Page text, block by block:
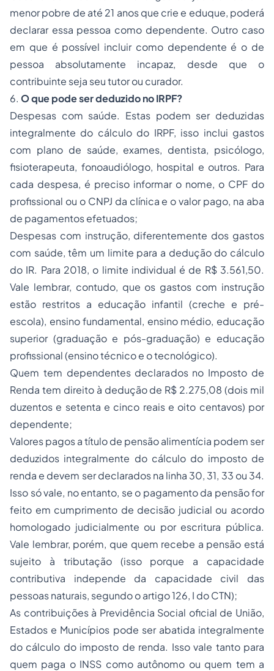
menor pobre de até 21 anos que crie e eduque, poderá
declarar essa pessoa como dependente. Outro caso
em que é possível incluir como dependente é o de
pessoa absolutamente incapaz, desde que o
contribuinte seja seu tutor ou curador.
6. O que pode ser deduzido no IRPF?
Despesas com saúde. Estas podem ser deduzidas
integralmente do cálculo do IRPF, isso inclui gastos
com plano de saúde, exames, dentista, psicólogo,
fisioterapeuta, fonoaudiólogo, hospital e outros. Para
cada despesa, é preciso informar o nome, o CPF do
profissional ou o CNPJ da clínica e o valor pago, na aba
de pagamentos efetuados;
Despesas com instrução, diferentemente dos gastos
com saúde, têm um limite para a dedução do cálculo
do IR. Para 2018, o limite individual é de R$ 3.561,50.
Vale lembrar, contudo, que os gastos com instrução
estão restritos a educação infantil (creche e pré-
escola), ensino fundamental, ensino médio, educação
superior (graduação e pós-graduação) e educação
profissional (ensino técnico e o tecnológico).
Quem tem dependentes declarados no Imposto de
Renda tem direito à dedução de R$ 2.275,08 (dois mil
duzentos e setenta e cinco reais e oito centavos) por
dependente;
Valores pagos a título de pensão alimentícia podem ser
deduzidos integralmente do cálculo do imposto de
renda e devem ser declarados na linha 30, 31, 33 ou 34.
Isso só vale, no entanto, se o pagamento da pensão for
feito em cumprimento de decisão judicial ou acordo
homologado judicialmente ou por escritura pública.
Vale lembrar, porém, que quem recebe a pensão está
sujeito à tributação (isso porque a capacidade
contributiva independe da capacidade civil das
pessoas naturais, segundo o artigo 126, I do CTN);
As contribuições à Previdência Social oficial de União,
Estados e Municípios pode ser abatida integralmente
do cálculo do imposto de renda. Isso vale tanto para
quem paga o INSS como autônomo ou quem tem a